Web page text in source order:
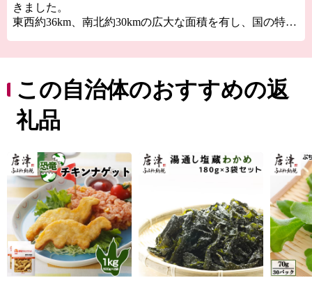
きました。
東西約36km、南北約30kmの広大な面積を有し、国の特別
品“唐津焼”、日本三大朝市”呼子の朝市”など、自然・歴
史・文化に溢れています。
この自治体のおすすめの返
礼品